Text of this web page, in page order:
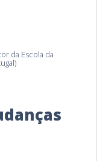
da Escola da